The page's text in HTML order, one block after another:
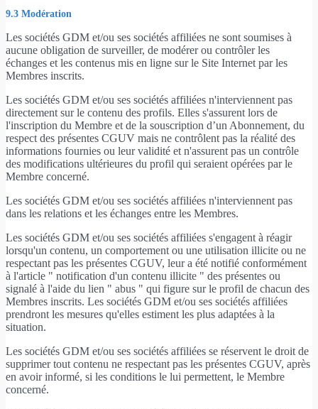
9.3 Modération
Les sociétés GDM et/ou ses sociétés affiliées ne sont soumises à
aucune obligation de surveiller, de modérer ou contrôler les
échanges et les contenus mis en ligne sur le Site Internet par les
Membres inscrits.
Les sociétés GDM et/ou ses sociétés affiliées n'interviennent pas
directement sur le contenu des profils. Elles s'assurent lors de
l'inscription du Membre et de la souscription d’un Abonnement, du
respect des présentes CGUV mais ne contrôlent pas la réalité des
informations fournies ou leur validité et n'assurent pas un contrôle
des modifications ultérieures du profil qui seraient opérées par le
Membre concerné.
Les sociétés GDM et/ou ses sociétés affiliées n'interviennent pas
dans les relations et les échanges entre les Membres.
Les sociétés GDM et/ou ses sociétés affiliées s'engagent à réagir
lorsqu'un contenu, un comportement ou une utilisation illicite ou ne
respectant pas les présentes CGUV, leur a été notifié conformément
à l'article " notification d'un contenu illicite " des présentes ou
signalé à l'aide du lien " abus " qui figure sur le profil de chacun des
Membres inscrits. Les sociétés GDM et/ou ses sociétés affiliées
prendront les mesures qu'elles estiment les plus adaptées à la
situation.
Les sociétés GDM et/ou ses sociétés affiliées se réservent le droit de
supprimer tout contenu ne respectant pas les présentes CGUV, après
en avoir informé, si les conditions le lui permettent, le Membre
concerné.